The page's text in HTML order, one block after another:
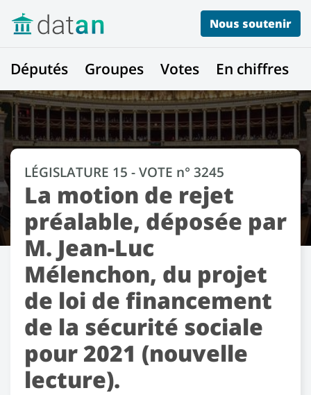
Nous soutenir
Députés Groupes Votes En chiffres
LÉGISLATURE 15 - VOTE n° 3245
La motion de rejet
préalable, déposée par
M. Jean-Luc
Mélenchon, du projet
de loi de financement
de la sécurité sociale
pour 2021 (nouvelle
lecture).